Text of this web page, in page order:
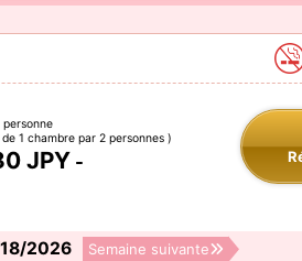
personne
1 chambre par 2 personnes )
JPY -
2026 Semaine suivante